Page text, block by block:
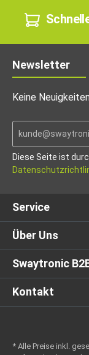
Newsletter
Keine
Diese Seite ist
Service
Über Uns
Swaytronic
Kontakt
* Alle Preise inkl.